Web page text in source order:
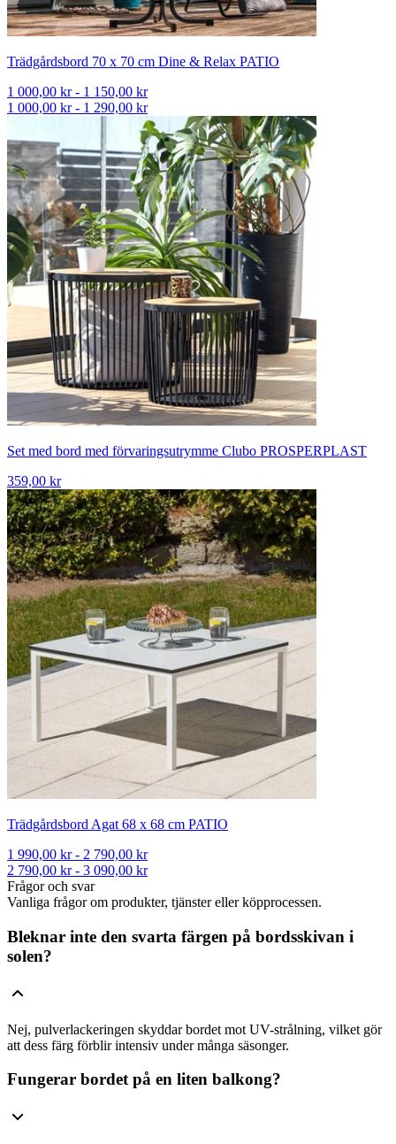
Trädgårdsbord 70 x 70 cm Dine & Relax PATIO
1 000,00 kr - 1 150,00 kr
1 000,00 kr - 1 290,00 kr
Set med bord med förvaringsutrymme Clubo PROSPERPLAST
359,00 kr
Trädgårdsbord Agat 68 x 68 cm PATIO
1 990,00 kr - 2 790,00 kr
2 790,00 kr - 3 090,00 kr
Frågor och svar
Vanliga frågor om produkter, tjänster eller köpprocessen.
Bleknar inte den svarta färgen på bordsskivan i
solen?
Nej, pulverlackeringen skyddar bordet mot UV-strålning, vilket gör
att dess färg förblir intensiv under många säsonger.
Fungerar bordet på en liten balkong?